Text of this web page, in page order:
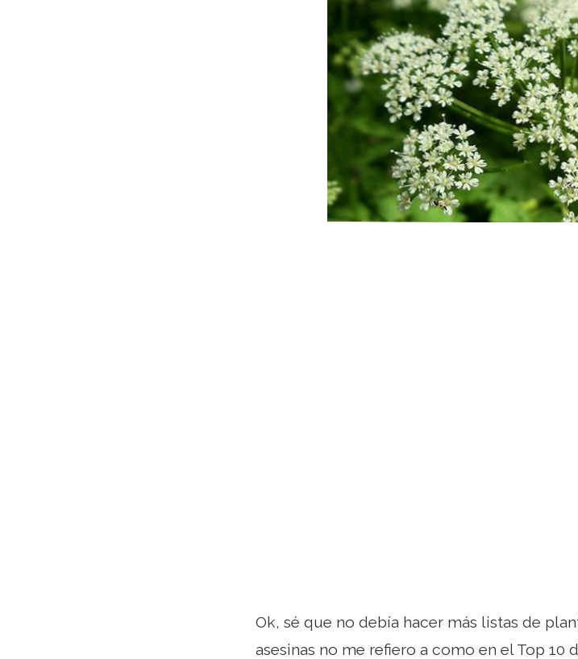
Ok, sé que no debía hacer más listas de
asesinas no me refiero a como en el Top 10